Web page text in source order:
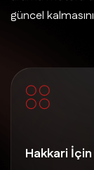
güncel
Hakkari